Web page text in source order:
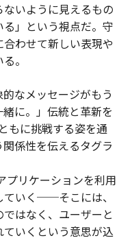
いように見えるもの
」という視点だ。守
わせて新しい表現や
。
なメッセージがもう
に。」伝統と革新を
もに挑戦する姿を通
係性を伝えるタグラ
プリケーションを利用
ていく──そこには、
はなく、ユーザーと
いくという意思が込